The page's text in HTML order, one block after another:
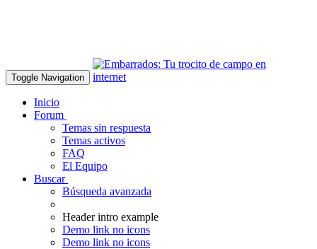
Toggle Navigation
Inicio
Forum
Temas sin respuesta
Temas activos
FAQ
El Equipo
Buscar
Búsqueda avanzada
Header intro example
Demo link no icons
Demo link no icons